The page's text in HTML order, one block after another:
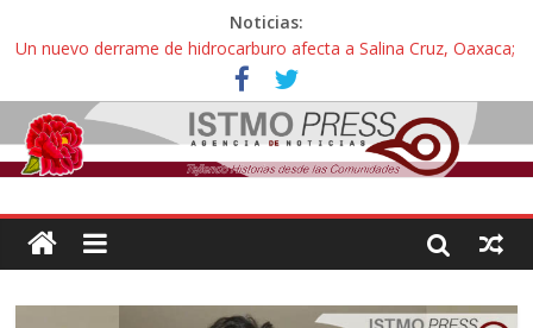
Noticias:
Un nuevo derrame de hidrocarburo afecta a Salina Cruz, Oaxaca;
ahora pescadores de Salinas del Marqués denuncian daños de
Pemex
Ángel, el joven autista expulsado por la Universidad Bienestar de
Ixtepec, Oaxaca vuelve a las aulas tras amparo
Familiares de periodista Alejandro Leyva se reúnen con titular de
intelectuales de su asesinato
Alertan pescadores de Juchitán, Oaxaca de nuevo despojo de su
Pescadores y comuneros ikoots detienen la extracción ilegal de